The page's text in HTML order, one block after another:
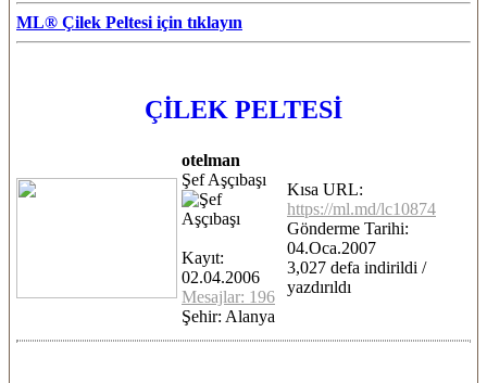
ML® Çilek Peltesi için tıklayın
ÇİLEK PELTESİ
otelman
Şef Aşçıbaşı
Kayıt:
02.04.2006
Mesajlar: 196
Şehir: Alanya
Kısa URL:
https://ml.md/lc10874
Gönderme Tarihi:
04.Oca.2007
3,027 defa indirildi /
yazdırıldı